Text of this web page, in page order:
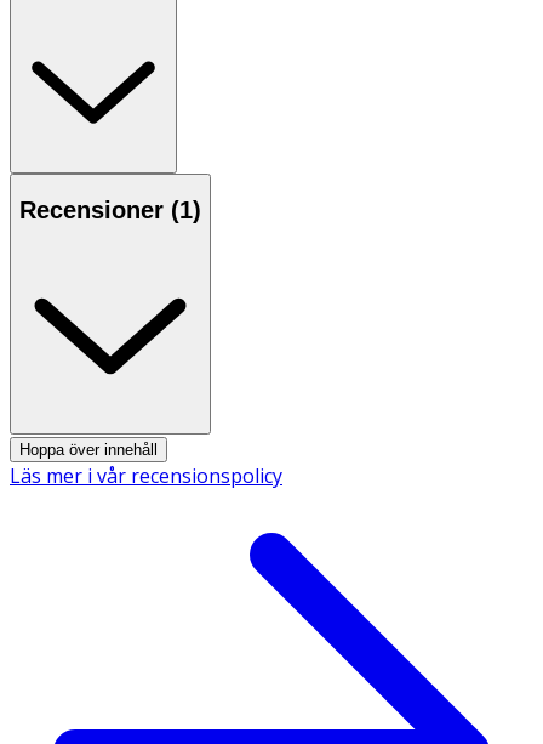
Recensioner (1)
Hoppa över innehåll
Läs mer i vår recensionspolicy